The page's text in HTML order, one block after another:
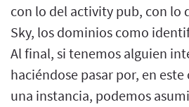
con lo del activity pub, con lo
Sky, los dominios como
Al final, si tenemos alguien
haciéndose pasar por, en
una instancia, podemos